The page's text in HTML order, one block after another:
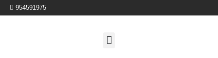
954591975